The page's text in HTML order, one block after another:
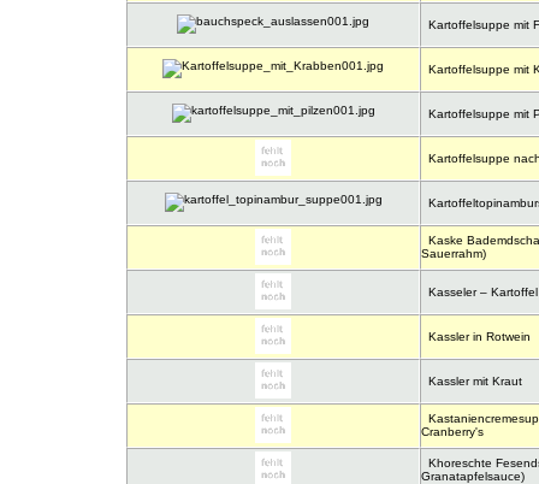
Kartoffelsuppe mit
Kartoffelsuppe mit
Kartoffelsuppe mit
Kartoffelsuppe
Kaske
Sauerrahm)
Kasseler –
Kassler in Rotwein
Kassler mit Kraut
Cranberry's
Khoreschte
Granatapfelsauce)